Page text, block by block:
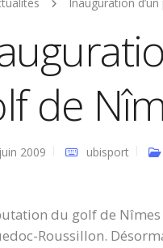
barre
de
2009 ubisport
du golf de
Roussillon.